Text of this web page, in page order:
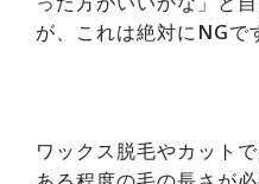
が、これは絶対にNGで
ワックス脱毛やカット